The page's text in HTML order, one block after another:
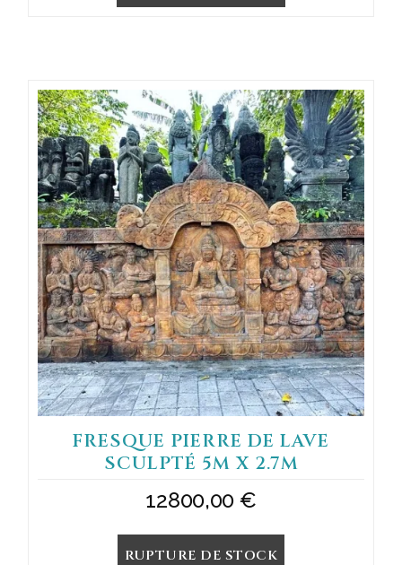
FRESQUE PIERRE DE LAVE
SCULPTÉ 5M X 2.7M
12800,00 €
RUPTURE DE STOCK